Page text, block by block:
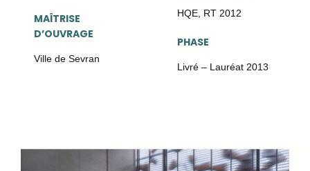
MAÎTRISE
D’OUVRAGE
Ville de Sevran
HQE, RT 2012
PHASE
Livré – Lauréat 2013